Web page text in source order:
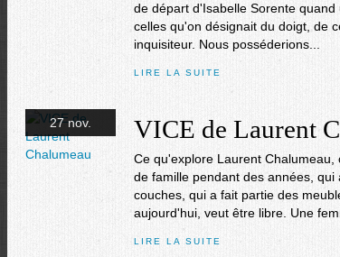
de départ d'Isabelle Sorente
celles qu'on désignait du doigt, de
inquisiteur. Nous posséderions...
LIRE LA SUITE
27 nov. VICE de Laurent
Ce qu'explore Laurent
de famille pendant des années,
couches, qui a fait partie des
aujourd'hui, veut être libre. Une
LIRE LA SUITE